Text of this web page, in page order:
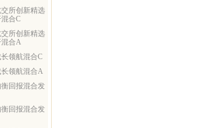
所创新精选
合C
所创新精选
合A
领航混合C
领航混合A
回报混合发
回报混合发